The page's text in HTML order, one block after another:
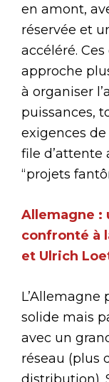
en amont,
réservée et
accéléré.
approche
à organiser
puissances,
exigences
file d’attente
“projets
Allemagne :
confronté à
et Ulrich
solide mais
avec un
réseau (plus